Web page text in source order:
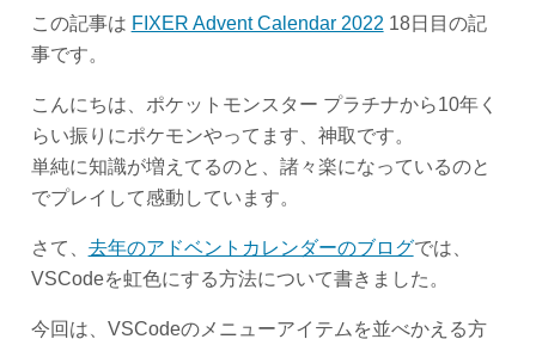
この記事は FIXER Advent Calendar 2022 18日目の記
事です。
こんにちは、ポケットモンスター プラチナから10年く
らい振りにポケモンやってます、神取です。
単純に知識が増えてるのと、諸々楽になっているのと
でプレイして感動しています。
さて、 去年のアドベントカレンダーのブログでは、
VSCodeを虹色にする方法について書きました。
今回は、VSCodeのメニューアイテムを並べかえる方